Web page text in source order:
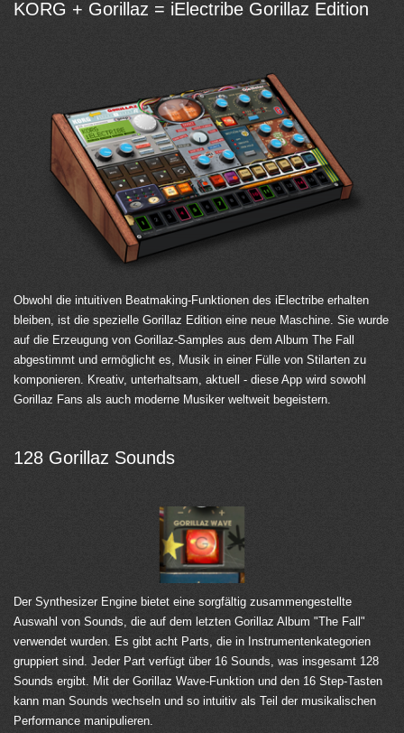
KORG + Gorillaz = iElectribe Gorillaz Edition
Obwohl die intuitiven Beatmaking-Funktionen des iElectribe erhalten
bleiben, ist die spezielle Gorillaz Edition eine neue Maschine. Sie wurde
auf die Erzeugung von Gorillaz-Samples aus dem Album The Fall
abgestimmt und ermöglicht es, Musik in einer Fülle von Stilarten zu
komponieren. Kreativ, unterhaltsam, aktuell - diese App wird sowohl
Gorillaz Fans als auch moderne Musiker weltweit begeistern.
128 Gorillaz Sounds
Der Synthesizer Engine bietet eine sorgfältig zusammengestellte
Auswahl von Sounds, die auf dem letzten Gorillaz Album "The Fall"
verwendet wurden. Es gibt acht Parts, die in Instrumentenkategorien
gruppiert sind. Jeder Part verfügt über 16 Sounds, was insgesamt 128
Sounds ergibt. Mit der Gorillaz Wave-Funktion und den 16 Step-Tasten
kann man Sounds wechseln und so intuitiv als Teil der musikalischen
Performance manipulieren.